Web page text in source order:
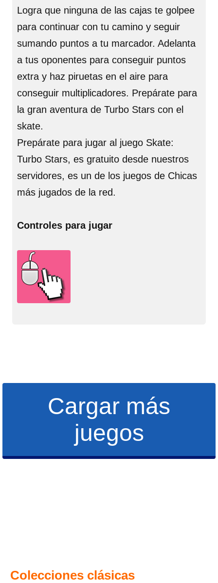
Logra que ninguna de las cajas te golpee
para continuar con tu camino y seguir
sumando puntos a tu marcador. Adelanta
a tus oponentes para conseguir puntos
extra y haz piruetas en el aire para
conseguir multiplicadores. Prepárate para
la gran aventura de Turbo Stars con el
skate.
Prepárate para jugar al juego Skate:
Turbo Stars, es gratuito desde nuestros
servidores, es un de los juegos de Chicas
más jugados de la red.
Controles para jugar
Cargar más
juegos
Colecciones clásicas